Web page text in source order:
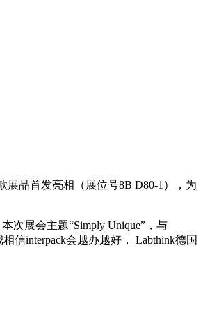
展品首发亮相（展位号8B D80-1），为
次展会主题“Simply Unique”，与
信interpack会越办越好， Labthink德国